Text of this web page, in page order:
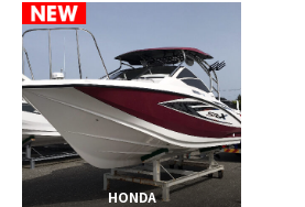
HONDA